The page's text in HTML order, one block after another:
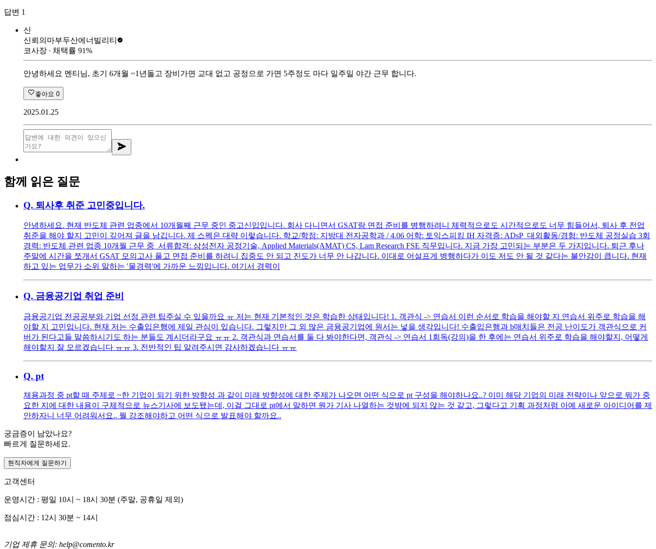
답변 1
신
신뢰의마부두산에너빌리티
코사장 ∙ 채택률 91%
안녕하세요 멘티님, 초기 6개월 ~1년돌고 장비가면 교대 없고 공정으로 가면 5주정도 마다 일주일 야간 근무 합니다.
좋아요 0
2025.01.25
함께 읽은 질문
Q. 퇴사후 취준 고민중입니다.
안녕하세요. 현재 반도체 관련 업종에서 10개월째 근무 중인 중고신입입니다. 회사 다니면서 GSAT랑 면접 준비를 병행하려니 체력적으로도 시간적으로도 너무 힘들어서, 퇴사 후 전업
취준을 해야 할지 고민이 깊어져 글을 남깁니다. 제 스펙은 대략 이렇습니다. 학교/학점: 지방대 전자공학과 / 4.06 어학: 토익스피킹 IH 자격증: ADsP 대외활동/경험: 반도체 공정실습 3회
경력: 반도체 관련 업종 10개월 근무 중 서류합격: 삼성전자 공정기술, Applied Materials(AMAT) CS, Lam Research FSE 직무입니다. 지금 가장 고민되는 부분은 두 가지입니다. 퇴근 후나
주말에 시간을 쪼개서 GSAT 모의고사 풀고 면접 준비를 하려니 집중도 안 되고 진도가 너무 안 나갑니다. 이대로 어설프게 병행하다가 이도 저도 안 될 것 같다는 불안감이 큽니다. 현재
하고 있는 업무가 소위 말하는 '물경력'에 가까운 느낌입니다. 여기서 경력이
Q. 금융공기업 취업 준비
금융공기업 전공공부와 기업 선정 관련 팁주실 수 있을까요 ㅠ 저는 현재 기본적인 것은 학습한 상태입니다! 1. 객관식 -> 연습서 이런 순서로 학습을 해야할 지 연습서 위주로 학습을 해
야할 지 고민입니다. 현재 저는 수출입은행에 제일 관심이 있습니다. 그렇지만 그 외 많은 금융공기업에 원서는 넣을 생각입니다! 수출입은행과 b매치들은 전공 난이도가 객관식으로 커
버가 된다고들 말씀하시기도 하는 분들도 계시더라구요 ㅠㅠ 2. 객관식과 연습서를 둘 다 봐야한다면, 객관식 -> 연습서 1회독(강의)을 한 후에는 연습서 위주로 학습을 해야할지, 어떻게
해야할지 잘 모르겠습니다 ㅠㅠ 3. 전반적인 팁 알려주시면 감사하겠습니다 ㅠㅠ
Q. pt
채용과정 중 pt할 때 주제로 ~한 기업이 되기 위한 방향성 과 같이 미래 방향성에 대한 주제가 나오면 어떤 식으로 pt 구성을 해야하나요..? 이미 해당 기업의 미래 전략이나 앞으로 뭐가 중
요한 지에 대한 내용이 구체적으로 뉴스기사에 보도됐는데, 이걸 그대로 pt에서 말하면 뭔가 기사 나열하는 것밖에 되지 않는 것 같고, 그렇다고 기획 과정처럼 아예 새로운 아이디어를 제
안하자니 너무 어려워서요.. 뭘 강조해야하고 어떤 식으로 발표해야 할까요..
궁금증이 남았나요?
빠르게 질문하세요.
현직자에게 질문하기
고객센터
운영시간 : 평일 10시 ~ 18시 30분 (주말, 공휴일 제외)
점심시간 : 12시 30분 ~ 14시
기업 제휴 문의: help@comento.kr